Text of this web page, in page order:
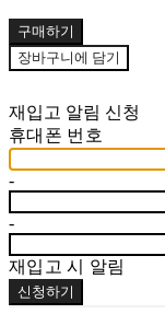
구매하기
장바구니에 담기
재입고 알림 신청
휴대폰 번호
-
-
재입고 시 알림
신청하기